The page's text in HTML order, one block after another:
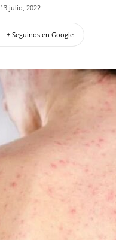
13 julio, 2022
+ Seguinos en Google